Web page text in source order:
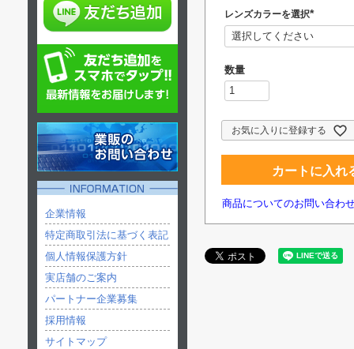
企業情報
特定商取引法に基づく表記
個人情報保護方針
実店舗のご案内
パートナー企業募集
採用情報
サイトマップ
レンズカラーを選択
(
必
お気に入りに登録する
カートに入れ
商品についてのお問い合わ